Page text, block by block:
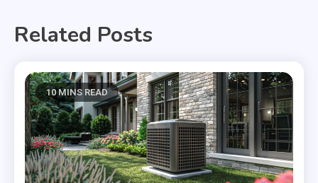
Related Posts
10 MINS READ